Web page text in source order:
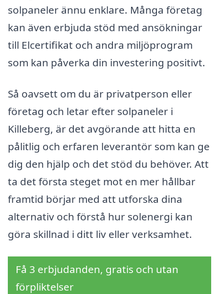
solpaneler ännu enklare. Många företag
kan även erbjuda stöd med ansökningar
till Elcertifikat och andra miljöprogram
som kan påverka din investering positivt.
Så oavsett om du är privatperson eller
företag och letar efter solpaneler i
Killeberg, är det avgörande att hitta en
pålitlig och erfaren leverantör som kan ge
dig den hjälp och det stöd du behöver. Att
ta det första steget mot en mer hållbar
framtid börjar med att utforska dina
alternativ och förstå hur solenergi kan
göra skillnad i ditt liv eller verksamhet.
Få 3 erbjudanden, gratis och utan
förpliktelser